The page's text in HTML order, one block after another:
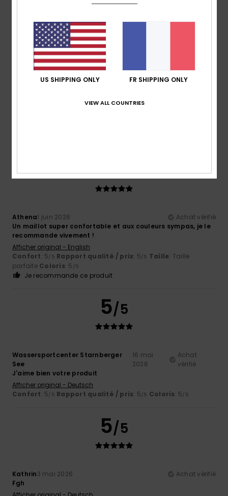
5
5/5
Athena1 juin 2026
Achat vérifié
Un maillot super confortable et aux couleurs sympas, je le
recommande vivement !
Afficher original - English
Confort: 5/5 Rapport qualité / prix: 5/5 Taille: Taille
parfaite Coloris: 5 /5
Je recommande ce produit
5/5
Wassersportcenter Starnberger
See
16 mai
2026
Achat
vérifié
J'aime bien votre produit
Afficher original - Deutsch
Confort: 5/5 Rapport qualité / prix: 5/5 Coloris: 5/5
5/5
Kathrin3 mai 2026
Achat vérifié
Fgh
US SHIPPING ONLY FR SHIPPING ONLY
VIEW ALL COUNTRIES